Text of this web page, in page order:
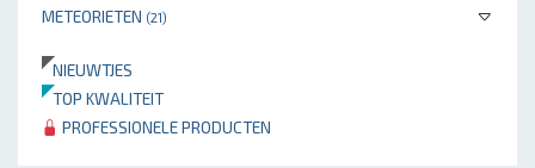
METEORIETEN (21)
NIEUWTJES
TOP KWALITEIT
PROFESSIONELE PRODUCTEN